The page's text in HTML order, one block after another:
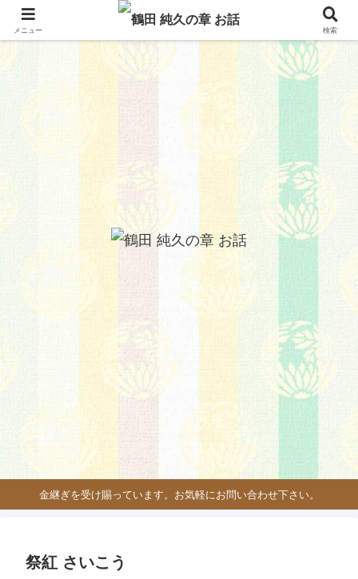
金継ぎを受け賜っています。お気軽にお問い合わせ下さい。
祭紅 さいこう
メニュー 検索